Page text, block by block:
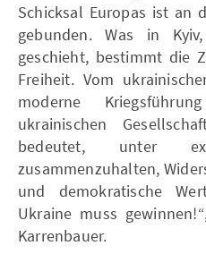
Schicksal Europas ist an
gebunden. Was in
geschieht, bestimmt die
Freiheit. Vom
moderne
ukrainischen
bedeutet, unter
zusammenzuhalten,
und demokratische
Ukraine muss
Karrenbauer.